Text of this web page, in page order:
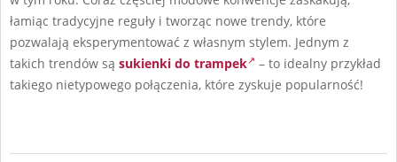
łamiąc tradycyjne reguły i tworząc nowe trendy, które
pozwalają eksperymentować z własnym stylem. Jednym z
takich trendów są sukienki do trampek
– to idealny przykład
takiego nietypowego połączenia, które zyskuje popularność!